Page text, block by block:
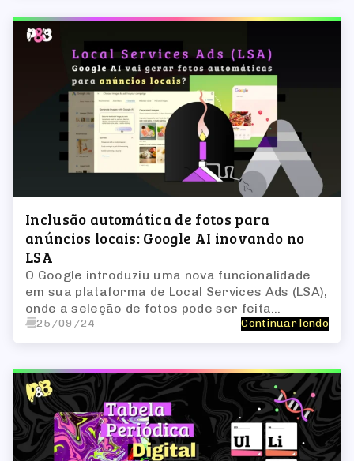
eficaz!
Inclusão automática de fotos para
anúncios locais: Google AI inovando no
LSA
O Google introduziu uma nova funcionalidade
em sua plataforma de Local Services Ads (LSA),
onde a seleção de fotos pode ser feita
automaticamente por inteligência artificial
25/09/24 Continuar lendo